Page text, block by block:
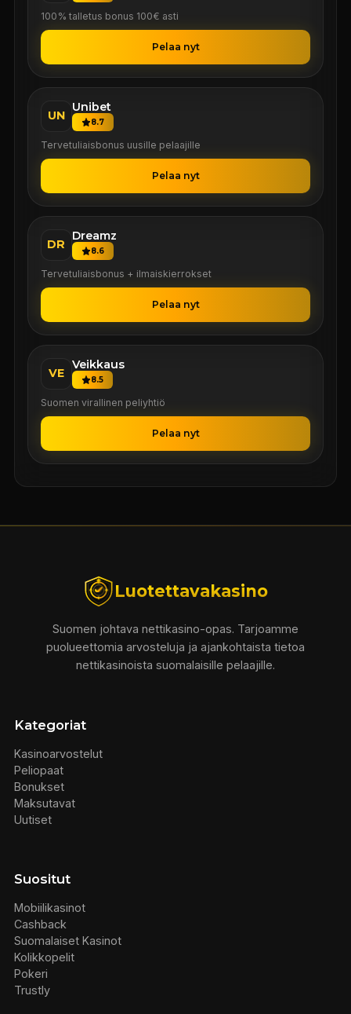
100% talletus bonus 100€ asti
Pelaa nyt
UN
Unibet
8.7
Tervetuliaisbonus uusille pelaajille
Pelaa nyt
DR
Dreamz
8.6
Tervetuliaisbonus + ilmaiskierrokset
Pelaa nyt
VE
Veikkaus
8.5
Suomen virallinen peliyhtiö
Pelaa nyt
Luotettavakasino
Suomen johtava nettikasino-opas. Tarjoamme
puolueettomia arvosteluja ja ajankohtaista tietoa
nettikasinoista suomalaisille pelaajille.
Kategoriat
Kasinoarvostelut
Peliopaat
Bonukset
Maksutavat
Uutiset
Suositut
Mobiilikasinot
Cashback
Suomalaiset Kasinot
Kolikkopelit
Pokeri
Trustly